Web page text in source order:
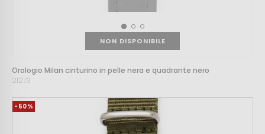
NON DISPONIBILE
Orologio Milan cinturino in pelle nera e quadrante nero
21273
-50%